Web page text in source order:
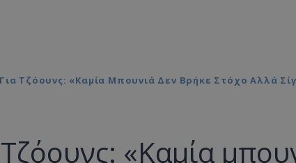
Τζόουνς: «Καμία Μπουνιά Δεν Βρήκε Στόχο Αλλά
«Καμία